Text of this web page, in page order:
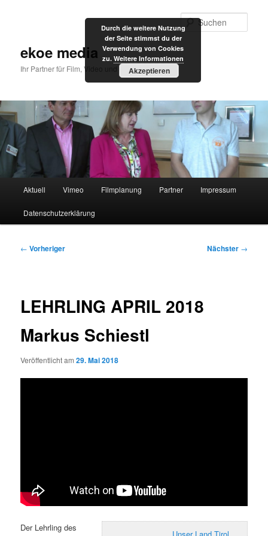
ekoe media
Ihr Partner für Film, Video und Internet
Aktuell Vimeo Filmplanung Partner Impressum
Datenschutzerklärung
Beitragsnavigation
← Vorheriger Nächster →
LEHRLING APRIL 2018
Markus Schiestl
Veröffentlicht am29. Mai 2018
Unser Land Tirol
Der Lehrling des
Durch die weitere Nutzung
der Seite stimmst du der
Verwendung von Cookies
zu. Weitere Informationen
Akzeptieren